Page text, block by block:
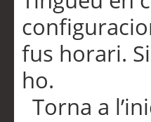
fus horari.
ho.
Torna a